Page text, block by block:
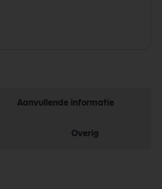
Aanvullende informatie
Overig